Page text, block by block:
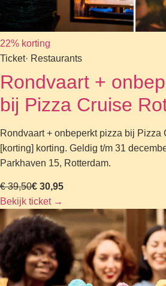
22% korting
Ticket· Restaurants
Rondvaart +
bij Pizza Cruise
Rondvaart + onbeperkt pizza bij Pizza
[korting] korting. Geldig t/m 31
Parkhaven 15, Rotterdam.
€ 39,50€ 30,95
Bekijk ticket →